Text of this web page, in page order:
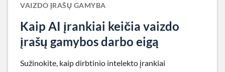
VAIZDO ĮRAŠŲ GAMYBA
Kaip AI įrankiai keičia vaizdo
įrašų gamybos darbo eigą
Sužinokite, kaip dirbtinio intelekto įrankiai